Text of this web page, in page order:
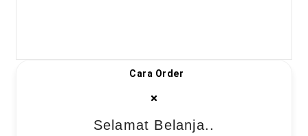
Cara Order
Selamat Belanja..